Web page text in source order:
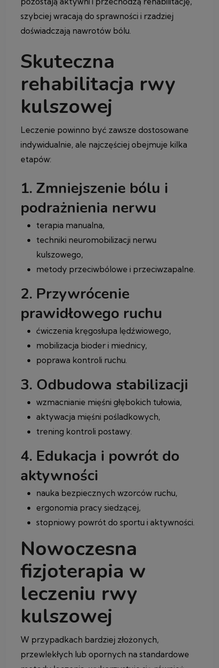
szybciej wracają do sprawności i rzadziej
doświadczają nawrotów bólu.
Skuteczna
rehabilitacja rwy
kulszowej
Leczenie powinno być zawsze dostosowane
indywidualnie, ale najczęściej obejmuje kilka
etapów:
1. Zmniejszenie bólu i
podrażnienia nerwu
terapia manualna,
techniki neuromobilizacji nerwu
kulszowego,
metody przeciwbólowe i przeciwzapalne.
2. Przywrócenie
prawidłowego ruchu
ćwiczenia kręgosłupa lędźwiowego,
mobilizacja bioder i miednicy,
poprawa kontroli ruchu.
3. Odbudowa stabilizacji
wzmacnianie mięśni głębokich tułowia,
aktywacja mięśni pośladkowych,
trening kontroli postawy.
4. Edukacja i powrót do
aktywności
nauka bezpiecznych wzorców ruchu,
ergonomia pracy siedzącej,
stopniowy powrót do sportu i aktywności.
Nowoczesna
fizjoterapia w
leczeniu rwy
kulszowej
W przypadkach bardziej złożonych,
przewlekłych lub opornych na standardowe